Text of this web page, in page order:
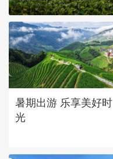
暑期出游 乐享美好时
光